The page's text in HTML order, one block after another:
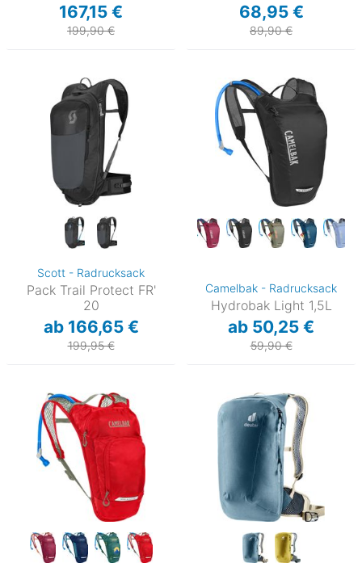
167,15 €
199,90 €
68,95 €
89,90 €
Scott - Radrucksack
Pack Trail Protect FR'
20
ab 166,65 €
199,95 €
Camelbak - Radrucksack
Hydrobak Light 1,5L
ab 50,25 €
59,90 €